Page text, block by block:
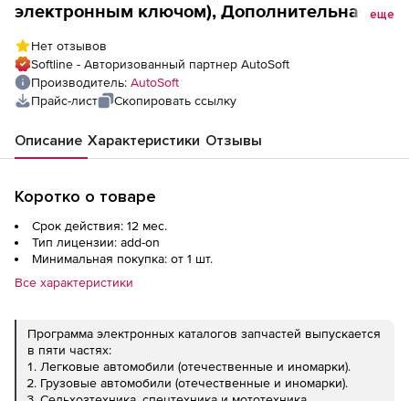
электронным ключом), Дополнительная
еще
Нет отзывов
Softline - Авторизованный партнер AutoSoft
Производитель: AutoSoft
Прайс-лист
Скопировать ссылку
Описание Характеристики Отзывы
Коротко о товаре
Срок действия: 12 мес.
Тип лицензии: add-on
Минимальная покупка: от 1 шт.
Все характеристики
Программа электронных каталогов запчастей выпускается
в пяти частях:
Легковые автомобили (отечественные и иномарки).
Грузовые автомобили (отечественные и иномарки).